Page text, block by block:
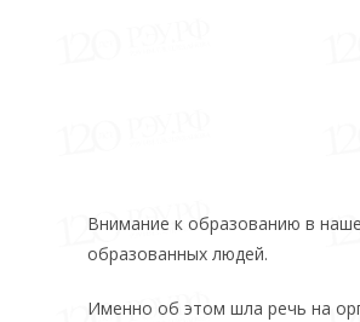
Внимание к образованию в
образованных людей.
Именно об этом шла речь на